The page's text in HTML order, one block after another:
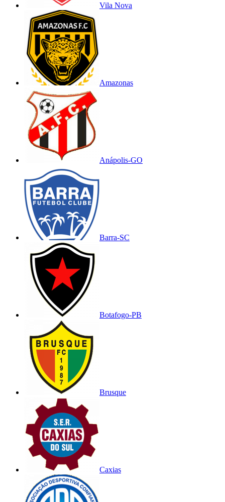
Vila Nova
Amazonas
Anápolis-GO
Barra-SC
Botafogo-PB
Brusque
Caxias